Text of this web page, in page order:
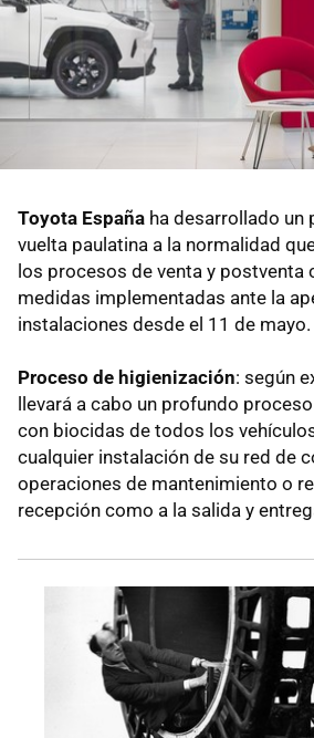
Toyota España ha desarrollado un
vuelta paulatina a la normalidad
los procesos de venta y postventa
medidas implementadas ante la
instalaciones desde el 11 de mayo.
Proceso de higienización: según
llevará a cabo un profundo
con biocidas de todos los
cualquier instalación de su red de
operaciones de mantenimiento o
recepción como a la salida y